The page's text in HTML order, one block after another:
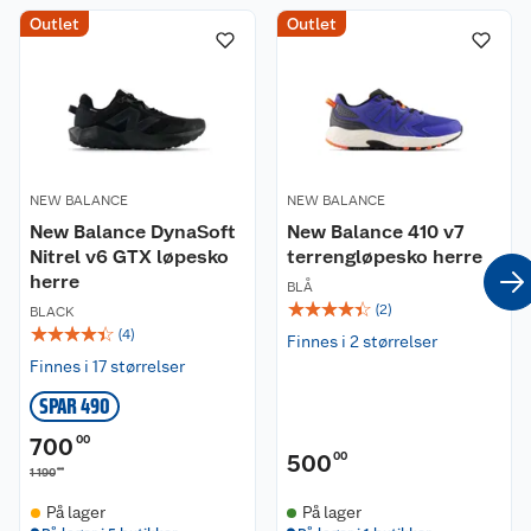
* Lukking: Snøring
* Vekt: Herre 285 g
Outlet
NEW BALANCE
New Balance DynaSoft
Nitrel v6 GTX løpesko
herre
BLACK
☆☆☆☆☆ (4)
Finnes i 17 størrelser
SPAR 490
700 00
1 19000
På lager
Outlet
NEW BALANCE
New Balance 410 v7
terrengløpesko herre
BLÅ
☆☆☆☆☆ (2)
Finnes i 2 størrelser
500 00
På lager
Om oss
Nyheter
Våre butikker
Våre merkevarer
Coop kjeder
Ledige stillinger
Bærekraft
Kundeservice
Kontakt oss
Angre- og returrett
Reklamasjon og garanti
Ofte stilte spørsmål
Betalingsalternativer
Leveringsalternativer
Pakkesporing
Coop medlem